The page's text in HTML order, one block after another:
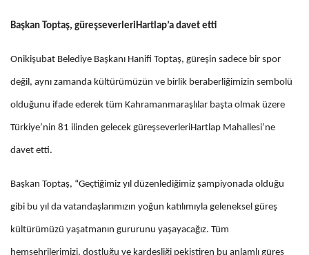
Başkan Toptaş, güreşseverleriHartlap’a davet etti
Onikişubat Belediye Başkanı Hanifi Toptaş, güreşin sadece bir spor
değil, aynı zamanda kültürümüzün ve birlik beraberliğimizin sembolü
olduğunu ifade ederek tüm Kahramanmaraşlılar başta olmak üzere
Türkiye’nin 81 ilinden gelecek güreşseverleriHartlap Mahallesi’ne
davet etti.
Başkan Toptaş, “Geçtiğimiz yıl düzenlediğimiz şampiyonada olduğu
gibi bu yıl da vatandaşlarımızın yoğun katılımıyla geleneksel güreş
kültürümüzü yaşatmanın gururunu yaşayacağız. Tüm
hemşehrilerimizi, dostluğu ve kardeşliği pekiştiren bu anlamlı güreş